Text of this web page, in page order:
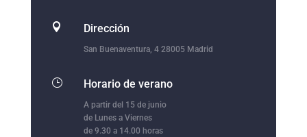
 Dirección
San Buenaventura, 4 28005 Madrid
} Horario de verano
A partir del 15 de junio
de Lunes a Viernes
de 9.30 a 14.00 horas